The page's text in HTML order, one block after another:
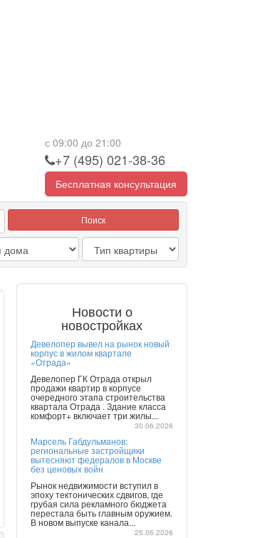
с 09:00 до 21:00
+7 (495) 021-38-36
Бесплатная консультация
Поиск
Новости о
новостройках
Девелопер вывел на рынок новый
корпус в жилом квартале
«Отрада»
Девелопер ГК Отрада открыл
продажи квартир в корпусе
очередного этапа строительства
квартала Отрада . Здание класса
комфорт+ включает три жилы...
30.06.2026
Марсель Габдульманов:
региональные застройщики
вытесняют федералов в Москве
без ценовых войн
Рынок недвижимости вступил в
эпоху тектонических сдвигов, где
грубая сила рекламного бюджета
перестала быть главным оружием.
В новом выпуске канала...
25.06.2026